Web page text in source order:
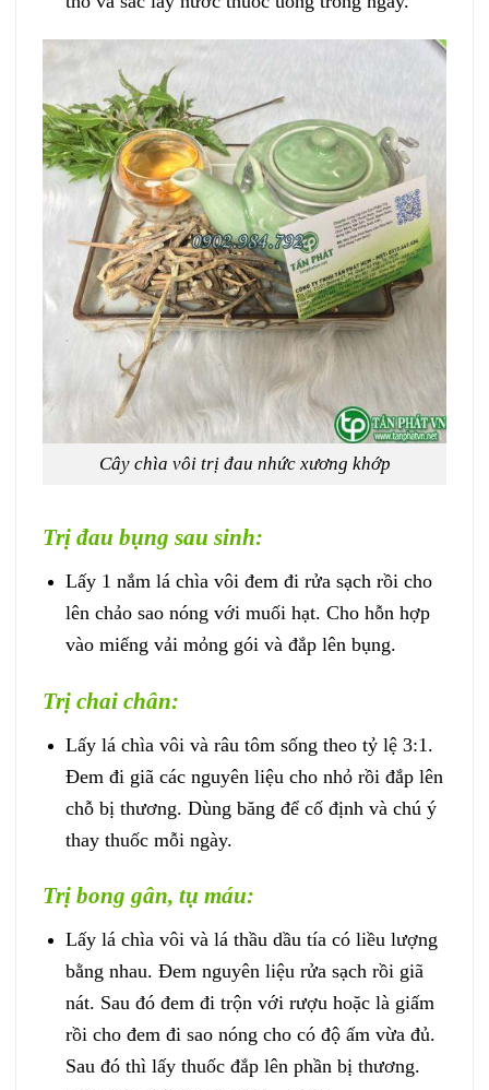
Cây chìa vôi trị đau nhức xương khớp
Trị đau bụng sau sinh:
Lấy 1 nắm lá chìa vôi đem đi rửa sạch rồi cho
lên chảo sao nóng với muối hạt. Cho hỗn hợp
vào miếng vải mỏng gói và đắp lên bụng.
Trị chai chân:
Lấy lá chìa vôi và râu tôm sống theo tỷ lệ 3:1.
Đem đi giã các nguyên liệu cho nhỏ rồi đắp lên
chỗ bị thương. Dùng băng để cố định và chú ý
thay thuốc mỗi ngày.
Trị bong gân, tụ máu:
Lấy lá chìa vôi và lá thầu dầu tía có liều lượng
bằng nhau. Đem nguyên liệu rửa sạch rồi giã
nát. Sau đó đem đi trộn với rượu hoặc là giấm
rồi cho đem đi sao nóng cho có độ ấm vừa đủ.
Sau đó thì lấy thuốc đắp lên phần bị thương.